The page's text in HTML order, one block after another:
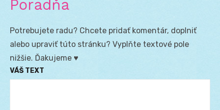
Poradňa
Potrebujete radu? Chcete pridať komentár, doplniť
alebo upraviť túto stránku? Vyplňte textové pole
nižšie. Ďakujeme ♥
VÁŠ TEXT